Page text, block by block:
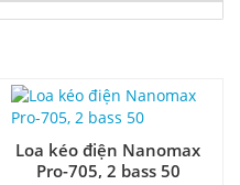
Loa kéo điện Nanomax
Pro-705, 2 bass 50